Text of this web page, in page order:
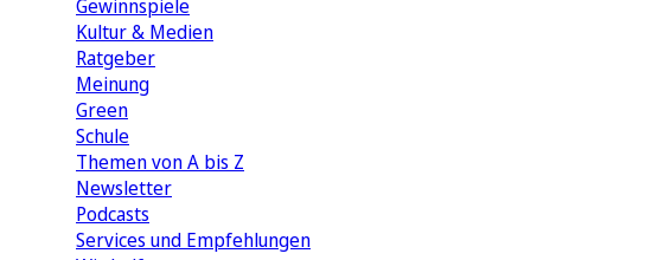
Gewinnspiele
Kultur & Medien
Ratgeber
Meinung
Green
Schule
Themen von A bis Z
Newsletter
Podcasts
Services und Empfehlungen